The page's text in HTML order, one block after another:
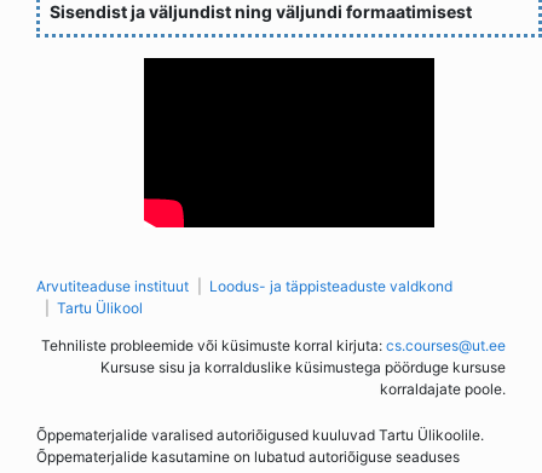
Sisendist ja väljundist ning väljundi formaatimisest
Arvutiteaduse instituut
Loodus- ja täppisteaduste valdkond
Tartu Ülikool
Tehniliste probleemide või küsimuste korral kirjuta: cs.courses@ut.ee
Kursuse sisu ja korralduslike küsimustega pöörduge kursuse
korraldajate poole.
Õppematerjalide varalised autoriõigused kuuluvad Tartu Ülikoolile.
Õppematerjalide kasutamine on lubatud autoriõiguse seaduses